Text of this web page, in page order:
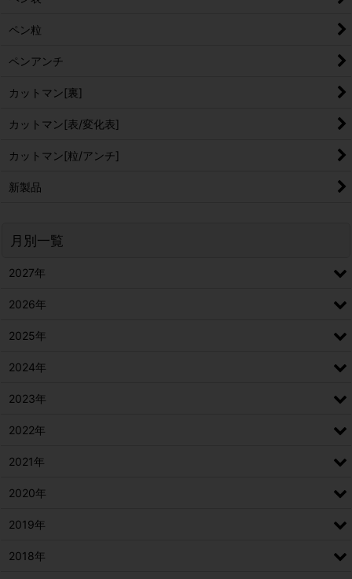
ペン粒
ペンアンチ
カットマン[裏]
カットマン[表/変化表]
カットマン[粒/アンチ]
新製品
月別一覧
2027年
2026年
2025年
2024年
2023年
2022年
2021年
2020年
2019年
2018年